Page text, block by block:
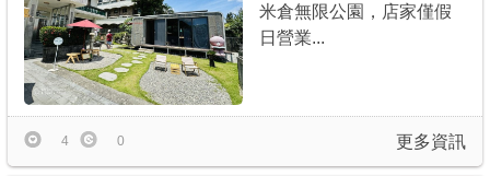
米倉無限公園，店家僅假
日營業...
更多資訊
4 0